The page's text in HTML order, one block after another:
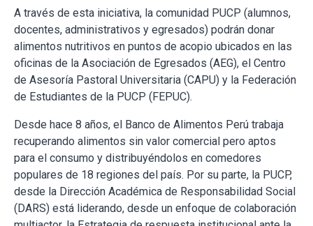
A través de esta iniciativa, la comunidad PUCP (alumnos,
docentes, administrativos y egresados) podrán donar
alimentos nutritivos en puntos de acopio ubicados en las
oficinas de la Asociación de Egresados (AEG), el Centro
de Asesoría Pastoral Universitaria (CAPU) y la Federación
de Estudiantes de la PUCP (FEPUC).
Desde hace 8 años, el Banco de Alimentos Perú trabaja
recuperando alimentos sin valor comercial pero aptos
para el consumo y distribuyéndolos en comedores
populares de 18 regiones del país. Por su parte, la PUCP,
desde la Dirección Académica de Responsabilidad Social
(DARS) está liderando, desde un enfoque de colaboración